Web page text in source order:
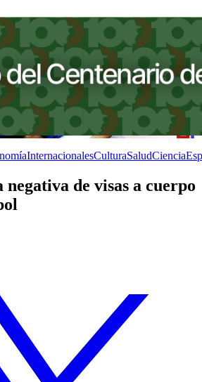
InternacionalesCulturaSaludCiencia
negativa de visas a cuerpo